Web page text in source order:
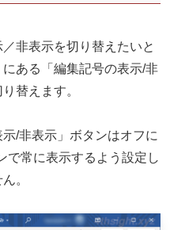
非表示を切り替えたいと
ある「編集記号の表示/非
替えます。
/非表示」ボタンはオフに
で常に表示するよう設定し
。